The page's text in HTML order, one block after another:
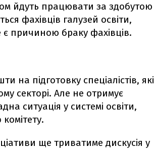
йдуть працювати за здобутою
фахівців галузей освіти,
причиною браку фахівців.
на підготовку спеціалістів, які
секторі. Але не отримує
ситуація у системі освіти,
ще триватиме дискусія у